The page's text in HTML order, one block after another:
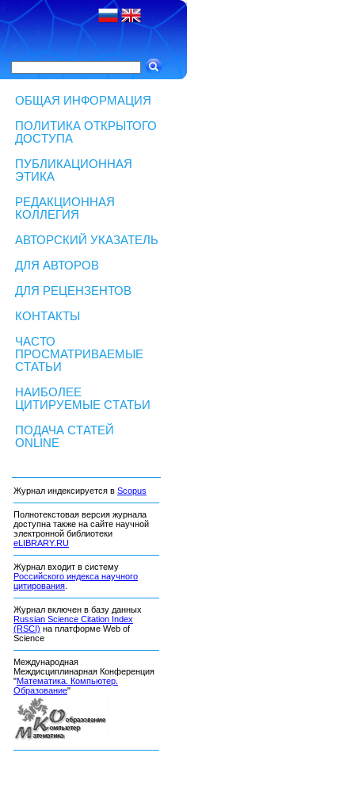
ОБЩАЯ ИНФОРМАЦИЯ
ПОЛИТИКА ОТКРЫТОГО
ДОСТУПА
ПУБЛИКАЦИОННАЯ
ЭТИКА
РЕДАКЦИОННАЯ
КОЛЛЕГИЯ
АВТОРСКИЙ УКАЗАТЕЛЬ
ДЛЯ АВТОРОВ
ДЛЯ РЕЦЕНЗЕНТОВ
КОНТАКТЫ
ЧАСТО
ПРОСМАТРИВАЕМЫЕ
СТАТЬИ
НАИБОЛЕЕ
ЦИТИРУЕМЫЕ СТАТЬИ
ПОДАЧА СТАТЕЙ
ONLINE
Журнал индексируется в Scopus
Полнотекстовая версия журнала
доступна также на сайте научной
электронной библиотеки
eLIBRARY.RU
Журнал входит в систему
Российского индекса научного
цитирования
Журнал включен в базу данных
Russian Science Citation Index
(RSCI) на платформе Web of
Science
Международная
Междисциплинарная Конференция
"Математика. Компьютер.
Образование"